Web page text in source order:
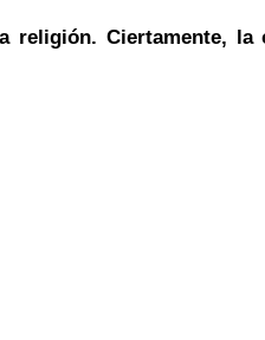
religión. Ciertamente, la